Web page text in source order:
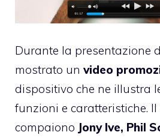
Durante la presentazione
mostrato un video
dispositivo che ne illustra
funzioni e caratteristiche. Il
compaiono Jony Ive, Phil